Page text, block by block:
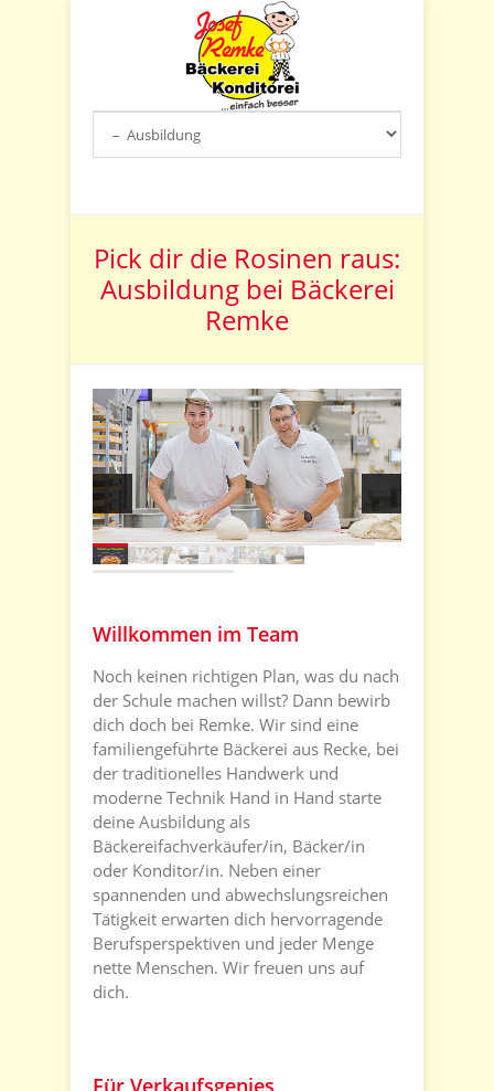
Pick dir die Rosinen raus:
Ausbildung bei Bäckerei
Remke
Willkommen im Team
Noch keinen richtigen Plan, was du nach
der Schule machen willst? Dann bewirb
dich doch bei Remke. Wir sind eine
familiengeführte Bäckerei aus Recke, bei
der traditionelles Handwerk und
moderne Technik Hand in Hand starte
deine Ausbildung als
Bäckereifachverkäufer/in, Bäcker/in
oder Konditor/in. Neben einer
spannenden und abwechslungsreichen
Tätigkeit erwarten dich hervorragende
Berufsperspektiven und jeder Menge
nette Menschen. Wir freuen uns auf
dich.
Für Verkaufsgenies